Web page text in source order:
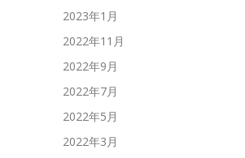
2023年1月
2022年11月
2022年9月
2022年7月
2022年5月
2022年3月